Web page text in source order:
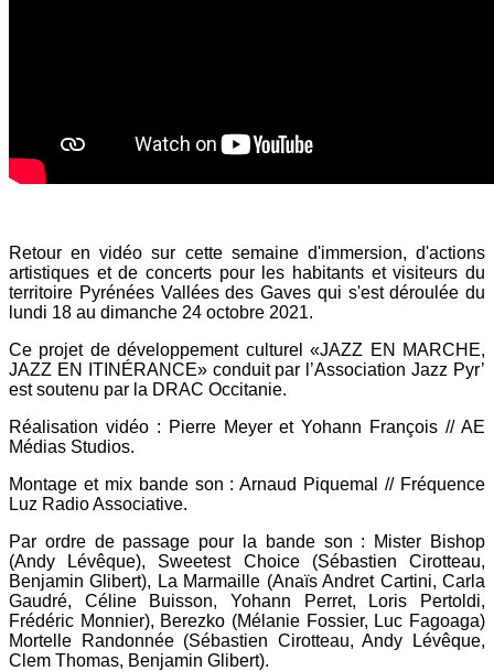
Retour en vidéo sur cette semaine d'immersion, d'actions
artistiques et de concerts pour les habitants et visiteurs du
territoire Pyrénées Vallées des Gaves qui s'est déroulée du
lundi 18 au dimanche 24 octobre 2021.
Ce projet de développement culturel «JAZZ EN MARCHE,
JAZZ EN ITINÉRANCE» conduit par l’Association Jazz Pyr’
est soutenu par la DRAC Occitanie.
Réalisation vidéo : Pierre Meyer et Yohann François // AE
Médias Studios.
Montage et mix bande son : Arnaud Piquemal // Fréquence
Luz Radio Associative.
Par ordre de passage pour la bande son : Mister Bishop
(Andy Lévêque), Sweetest Choice (Sébastien Cirotteau,
Benjamin Glibert), La Marmaille (Anaïs Andret Cartini, Carla
Gaudré, Céline Buisson, Yohann Perret, Loris Pertoldi,
Frédéric Monnier), Berezko (Mélanie Fossier, Luc Fagoaga)
Mortelle Randonnée (Sébastien Cirotteau, Andy Lévêque,
Clem Thomas, Benjamin Glibert).